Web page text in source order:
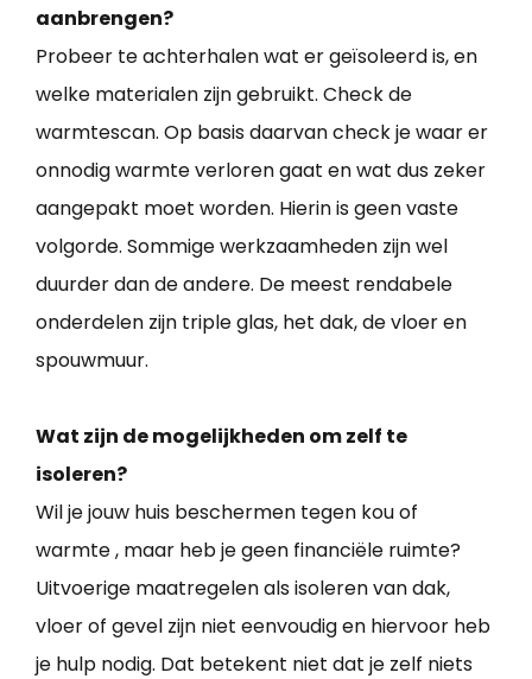
aanbrengen?
Probeer te achterhalen wat er geïsoleerd is, en
welke materialen zijn gebruikt. Check de
warmtescan. Op basis daarvan check je waar er
onnodig warmte verloren gaat en wat dus zeker
aangepakt moet worden. Hierin is geen vaste
volgorde. Sommige werkzaamheden zijn wel
duurder dan de andere. De meest rendabele
onderdelen zijn triple glas, het dak, de vloer en
spouwmuur.
Wat zijn de mogelijkheden om zelf te
isoleren?
Wil je jouw huis beschermen tegen kou of
warmte , maar heb je geen financiële ruimte?
Uitvoerige maatregelen als isoleren van dak,
vloer of gevel zijn niet eenvoudig en hiervoor heb
je hulp nodig. Dat betekent niet dat je zelf niets